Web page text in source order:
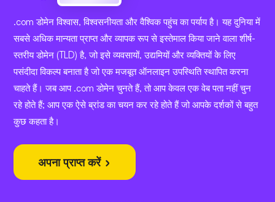
.com डोमेन विश्वास, विश्वसनीयता और वैश्विक पहुंच का पर्याय है। यह दुनिया में
सबसे अधिक मान्यता प्राप्त और व्यापक रूप से इस्तेमाल किया जाने वाला शीर्ष-
स्तरीय डोमेन (TLD) है, जो इसे व्यवसायों, उद्यमियों और व्यक्तियों के लिए
पसंदीदा विकल्प बनाता है जो एक मजबूत ऑनलाइन उपस्थिति स्थापित करना
चाहते हैं। जब आप .com डोमेन चुनते हैं, तो आप केवल एक वेब पता नहीं चुन
रहे होते हैं; आप एक ऐसे ब्रांड का चयन कर रहे होते हैं जो आपके दर्शकों से बहुत
कुछ कहता है।
अपना प्राप्त करें